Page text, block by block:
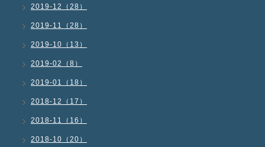
2019-12（28）
2019-11（28）
2019-10（13）
2019-02（8）
2019-01（18）
2018-12（17）
2018-11（16）
2018-10（20）